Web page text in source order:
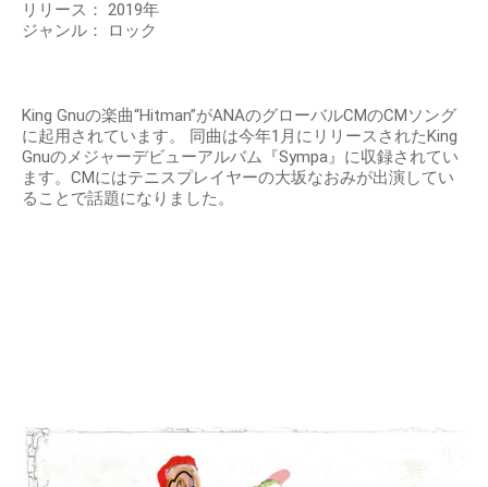
リリース： 2019年
ジャンル： ロック
King Gnuの楽曲“Hitman”がANAのグローバルCMのCMソング
に起用されています。 同曲は今年1月にリリースされたKing
Gnuのメジャーデビューアルバム『Sympa』に収録されてい
ます。CMにはテニスプレイヤーの大坂なおみが出演してい
ることで話題になりました。